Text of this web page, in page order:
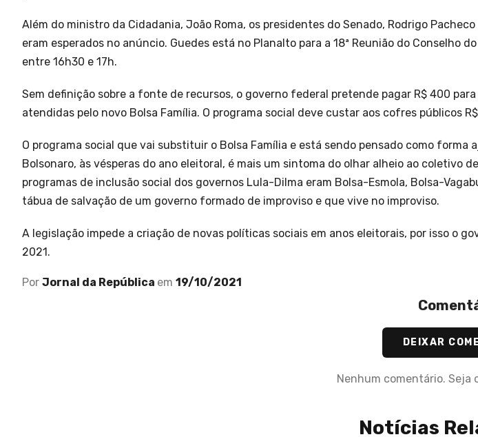
Além do ministro da Cidadania, João Roma, os presidentes do Senado, Rodrigo
eram esperados no anúncio. Guedes está no Planalto para a 18ª Reunião do Conselho
entre 16h30 e 17h.
Sem definição sobre a fonte de recursos, o governo federal pretende pagar R$ 400
atendidas pelo novo Bolsa Família. O programa social deve custar aos cofres públicos
O programa social que vai substituir o Bolsa Família e está sendo pensado como
Bolsonaro, às vésperas do ano eleitoral, é mais um sintoma do olhar alheio ao coletivo
programas de inclusão social dos governos Lula-Dilma eram Bolsa-Esmola, Bolsa-
tábua de salvação de um governo formado de improviso e que vive no improviso.
A legislação impede a criação de novas políticas sociais em anos eleitorais, por isso o
2021.
Por Jornal da República em 19/10/2021
DEIXAR
Nenhum comentário. Seja
Notícias